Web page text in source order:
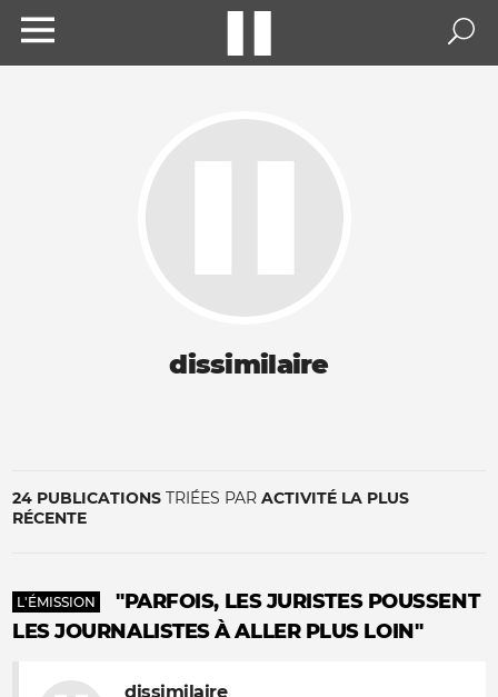
dissimilaire
24 PUBLICATIONS TRIÉES PAR ACTIVITÉ LA PLUS
RÉCENTE
L'ÉMISSION
"PARFOIS, LES JURISTES POUSSENT
LES JOURNALISTES À ALLER PLUS LOIN"
dissimilaire